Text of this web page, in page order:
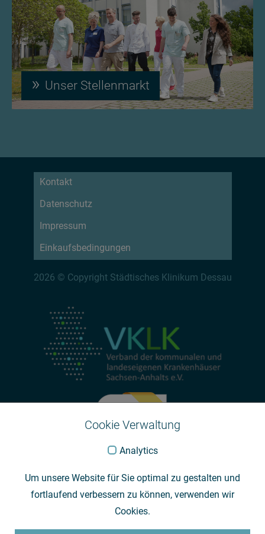
Unser Stellenmarkt
Kontakt
Datenschutz
Impressum
Einkaufsbedingungen
2026 © Copyright Städtisches Klinikum Dessau
Cookie Verwaltung
Analytics
Um unsere Website für Sie optimal zu gestalten und
fortlaufend verbessern zu können, verwenden wir
Cookies.